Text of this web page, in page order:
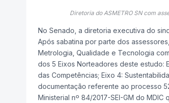
Diretoria do ASMETRO SN com
No Senado, a diretoria executiva do
Após sabatina por parte dos
Metrologia, Qualidade e Tecnologia
dos 5 Eixos Norteadores deste estudo:
das Competências; Eixo 4:
documentação referente ao processo
Ministerial nº 84/2017-SEI-GM do MDIC